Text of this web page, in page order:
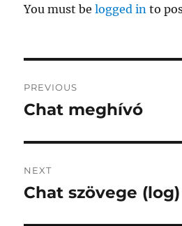
You must belogged in to
navigation
PREVIOUS
Previous
Chat meghívó
NEXT
Next
Chat szövege (log)